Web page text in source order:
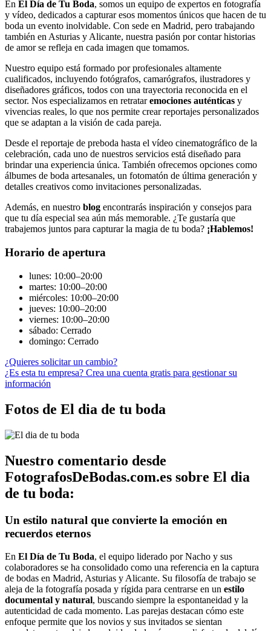
En El Día de Tu Boda, somos un equipo de expertos en fotografía
y vídeo, dedicados a capturar esos momentos únicos que hacen de tu
boda un evento inolvidable. Con sede en Madrid, pero trabajando
también en Asturias y Alicante, nuestra pasión por contar historias
de amor se refleja en cada imagen que tomamos.
Nuestro equipo está formado por profesionales altamente
cualificados, incluyendo fotógrafos, camarógrafos, ilustradores y
diseñadores gráficos, todos con una trayectoria reconocida en el
sector. Nos especializamos en retrataremociones auténticas y
vivencias reales, lo que nos permite crear reportajes personalizados
que se adaptan a la visión de cada pareja.
Desde el reportaje de preboda hasta el vídeo cinematográfico de la
celebración, cada uno de nuestros servicios está diseñado para
brindar una experiencia única. También ofrecemos opciones como
álbumes de boda artesanales, un fotomatón de última generación y
detalles creativos como invitaciones personalizadas.
Además, en nuestro blog encontrarás inspiración y consejos para
que tu día especial sea aún más memorable. ¿Te gustaría que
trabajemos juntos para capturar la magia de tu boda? ¡Hablemos!
Horario de apertura
lunes: 10:00–20:00
martes: 10:00–20:00
miércoles: 10:00–20:00
jueves: 10:00–20:00
viernes: 10:00–20:00
sábado: Cerrado
domingo: Cerrado
¿Quieres solicitar un cambio?
¿Es esta tu empresa? Crea una cuenta gratis para gestionar su
información
Fotos de El dia de tu boda
Nuestro comentario desde
FotografosDeBodas.com.es sobre El dia
de tu boda:
Un estilo natural que convierte la emoción en
recuerdos eternos
En El Día de Tu Boda, el equipo liderado por Nacho y sus
colaboradores se ha consolidado como una referencia en la captura
de bodas en Madrid, Asturias y Alicante. Su filosofía de trabajo se
aleja de la fotografía posada y rígida para centrarse en un estilo
documental y natural, buscando siempre la espontaneidad y la
autenticidad de cada momento. Las parejas destacan cómo este
enfoque permite que los novios y sus invitados se sientan